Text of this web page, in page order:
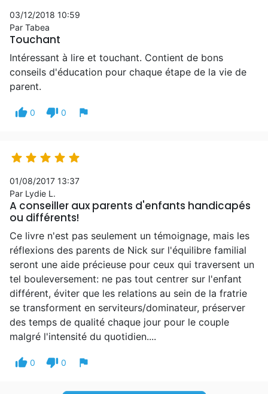
03/12/2018 10:59
Par Tabea
Touchant
Intéressant à lire et touchant. Contient de bons
conseils d'éducation pour chaque étape de la vie de
parent.
thumb_up 0 thumb_down 0 flag
    
01/08/2017 13:37
Par Lydie L.
A conseiller aux parents d'enfants handicapés
ou différents!
Ce livre n'est pas seulement un témoignage, mais les
réflexions des parents de Nick sur l'équilibre familial
seront une aide précieuse pour ceux qui traversent un
tel bouleversement: ne pas tout centrer sur l'enfant
différent, éviter que les relations au sein de la fratrie
se transforment en serviteurs/dominateur, préserver
des temps de qualité chaque jour pour le couple
malgré l'intensité du quotidien....
thumb_up 0 thumb_down 0 flag